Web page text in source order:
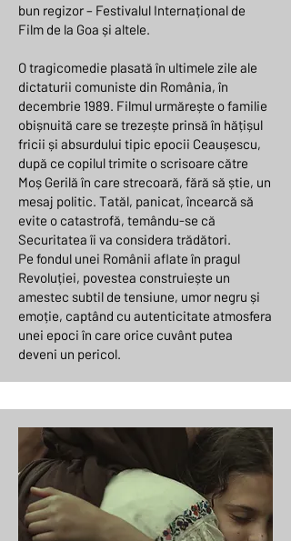
bun regizor – Festivalul Internațional de
Film de la Goa și altele.
O tragicomedie plasată în ultimele zile ale
dictaturii comuniste din România, în
decembrie 1989. Filmul urmărește o familie
obișnuită care se trezește prinsă în hățișul
fricii și absurdului tipic epocii Ceaușescu,
după ce copilul trimite o scrisoare către
Moș Gerilă în care strecoară, fără să știe, un
mesaj politic. Tatăl, panicat, încearcă să
evite o catastrofă, temându-se că
Securitatea îi va considera trădători.
Pe fondul unei Românii aflate în pragul
Revoluției, povestea construiește un
amestec subtil de tensiune, umor negru și
emoție, captând cu autenticitate atmosfera
unei epoci în care orice cuvânt putea
deveni un pericol.